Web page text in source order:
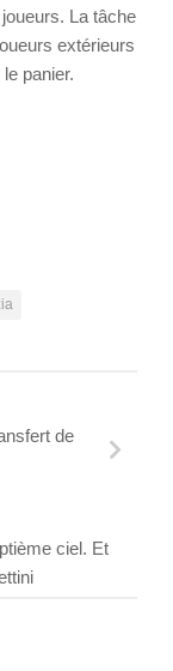
La tâche
extérieurs
panier.
de
ciel. Et